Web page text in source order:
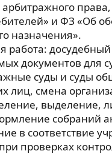
и ФЗ «Об
назначения».
работа:
документов для
суды и суды
лиц, смена
выделение,
собраний
в соответствие
проверках